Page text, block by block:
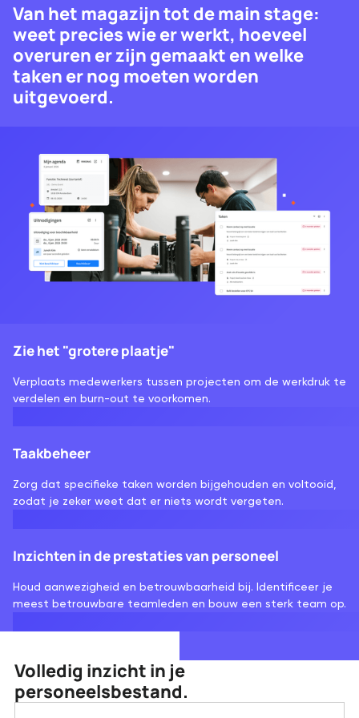
Van het magazijn tot de main stage:
weet precies wie er werkt, hoeveel
overuren er zijn gemaakt en welke
taken er nog moeten worden
uitgevoerd.
Zie het "grotere plaatje"
Verplaats medewerkers tussen projecten om de werkdruk te
verdelen en burn-out te voorkomen.
Taakbeheer
Zorg dat specifieke taken worden bijgehouden en voltooid,
zodat je zeker weet dat er niets wordt vergeten.
Inzichten in de prestaties van personeel
Houd aanwezigheid en betrouwbaarheid bij. Identificeer je
meest betrouwbare teamleden en bouw een sterk team op.
Volledig inzicht in je
personeelsbestand.